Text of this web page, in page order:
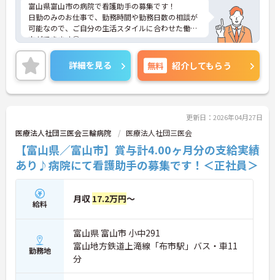
富山県富山市の病院で看護助手の募集です！
日勤のみのお仕事で、勤務時間や勤務日数の相談が
可能なので、ご自分の生活スタイルに合わせた働き
方ができます◎
駐車場付きでマイカー通勤が可能なのもうれしいポ
イント◎
ご興味のある方は、面接ポイントをお伝えしますの
で、お気軽にご連絡ください。
詳細を見る 無料 紹介してもらう
更新日：2026年04月27日
医療法人社団三医会三輪病院 医療法人社団三医会
【富山県／富山市】賞与計4.00ヶ月分の支給実績
あり♪病院にて看護助手の募集です！＜正社員＞
給料 月収 17.2万円～
勤務地
富山県 富山市 小中291
富山地方鉄道上滝線「布市駅」バス・車11
分